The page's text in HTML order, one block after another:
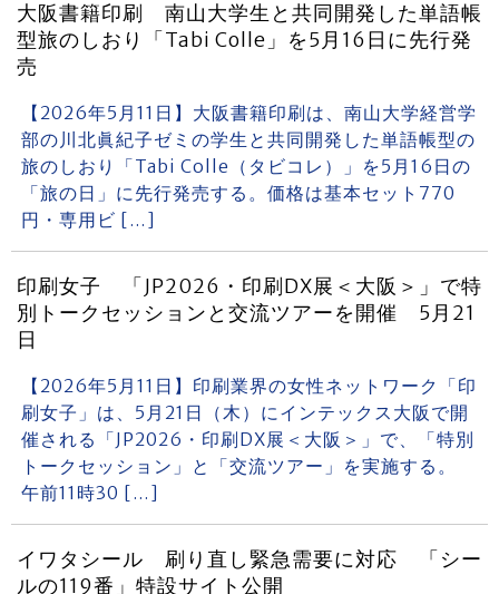
大阪書籍印刷 南山大学生と共同開発した単語帳
型旅のしおり「Tabi Colle」を5月16日に先行発
売
【2026年5月11日】大阪書籍印刷は、南山大学経営学
部の川北眞紀子ゼミの学生と共同開発した単語帳型の
旅のしおり「Tabi Colle（タビコレ）」を5月16日の
「旅の日」に先行発売する。価格は基本セット770
円・専用ビ […]
印刷女子 「JP2026・印刷DX展＜大阪＞」で特
別トークセッションと交流ツアーを開催 5月21
日
【2026年5月11日】印刷業界の女性ネットワーク「印
刷女子」は、5月21日（木）にインテックス大阪で開
催される「JP2026・印刷DX展＜大阪＞」で、「特別
トークセッション」と「交流ツアー」を実施する。
午前11時30 […]
イワタシール 刷り直し緊急需要に対応 「シー
ルの119番」特設サイト公開